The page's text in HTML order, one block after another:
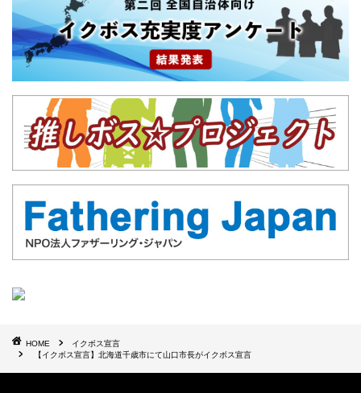
HOME
イクボス宣言
【イクボス宣言】北海道千歳市にて山口市長がイクボス宣言